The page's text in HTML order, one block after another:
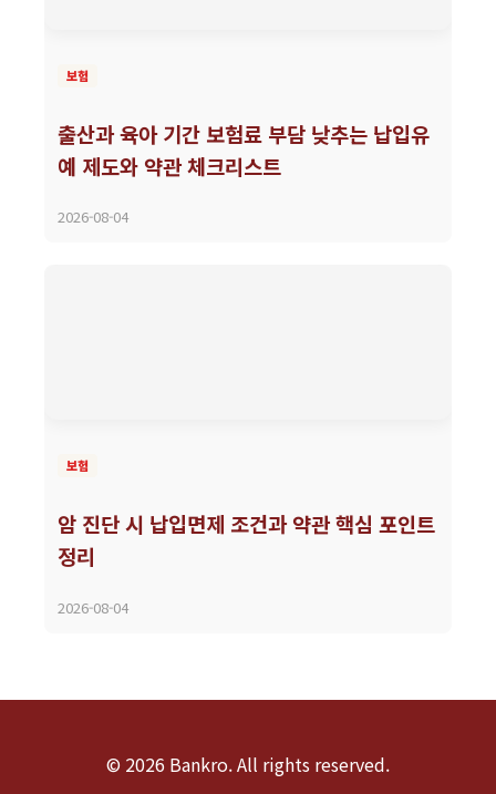
보험
출산과 육아 기간 보험료 부담 낮추는 납입유
예 제도와 약관 체크리스트
2026-08-04
보험
암 진단 시 납입면제 조건과 약관 핵심 포인트
정리
2026-08-04
© 2026 Bankro. All rights reserved.